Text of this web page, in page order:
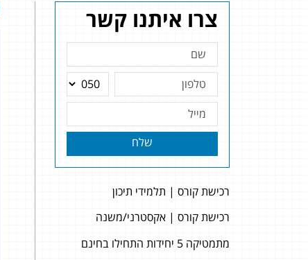
צרו איתנו קשר
שלח
רכישת קורס | תלמידי תיכון
רכישת קורס | אקסטרני/משנה
מתמטיקה 5 יחידות התחילו בחינם